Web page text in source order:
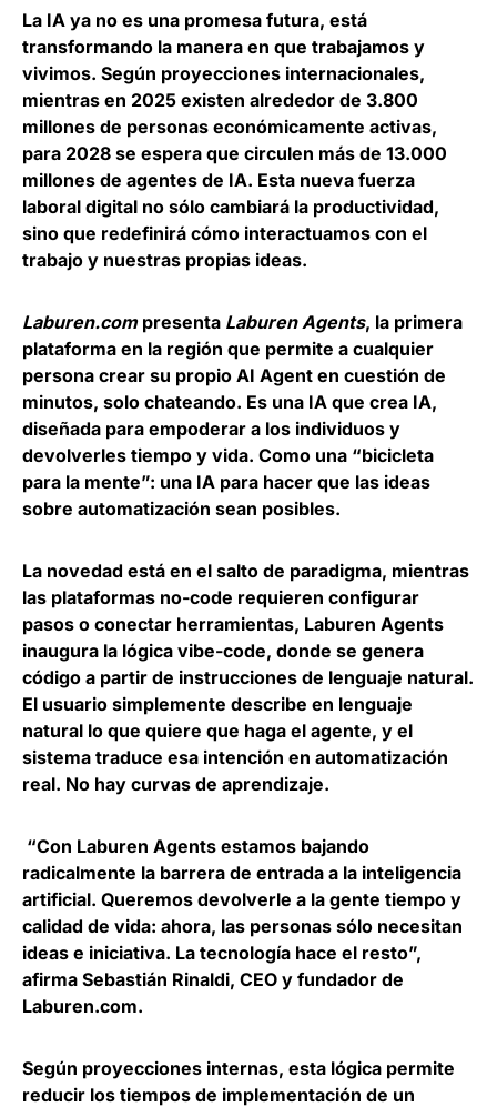
La IA ya no es una promesa futura, está
transformando la manera en que trabajamos y
vivimos. Según proyecciones internacionales,
mientras en 2025 existen alrededor de 3.800
millones de personas económicamente activas,
para 2028 se espera que circulen más de 13.000
millones de agentes de IA. Esta nueva fuerza
laboral digital no sólo cambiará la productividad,
sino que redefinirá cómo interactuamos con el
trabajo y nuestras propias ideas.
Laburen.compresenta Laburen Agents, la primera
plataforma en la región que permite a cualquier
persona crear su propio AI Agent en cuestión de
minutos, solo chateando. Es una IA que crea IA,
diseñada para empoderar a los individuos y
devolverles tiempo y vida. Como una “bicicleta
para la mente”: una IA para hacer que las ideas
sobre automatización sean posibles.
La novedad está en el salto de paradigma, mientras
las plataformas no-code requieren configurar
pasos o conectar herramientas, Laburen Agents
inaugura la lógica vibe-code, donde se genera
código a partir de instrucciones de lenguaje natural.
El usuario simplemente describe en lenguaje
natural lo que quiere que haga el agente, y el
sistema traduce esa intención en automatización
real. No hay curvas de aprendizaje.
“Con Laburen Agents estamos bajando
radicalmente la barrera de entrada a la inteligencia
artificial. Queremos devolverle a la gente tiempo y
calidad de vida: ahora, las personas sólo necesitan
ideas e iniciativa. La tecnología hace el resto”,
afirma Sebastián Rinaldi, CEO y fundador de
Laburen.com.
Según proyecciones internas, esta lógica permite
reducir los tiempos de implementación de un